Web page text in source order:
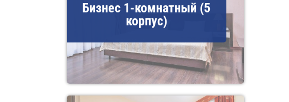
Бизнес 1-комнатный (5
корпус)